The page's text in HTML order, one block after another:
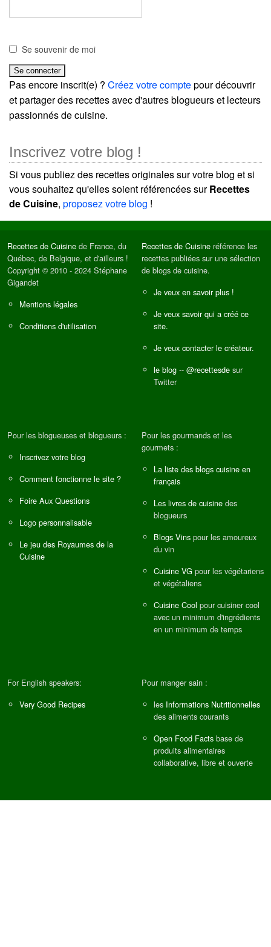
Se souvenir de moi
Pas encore inscrit(e) ? Créez votre comptepour découvrir
et partager des recettes avec d'autres blogueurs et lecteurs
passionnés de cuisine.
Inscrivez votre blog !
Si vous publiez des recettes originales sur votre blog et si
vous souhaitez qu'elles soient référencées surRecettes
de Cuisine, proposez votre blog !
Recettes de Cuisine de France, du
Québec, de Belgique, et d'ailleurs !
Copyright © 2010 - 2024 Stéphane
Gigandet
Mentions légales
Conditions d'utilisation
Recettes de Cuisine référence les
recettes publiées sur une sélection
de blogs de cuisine.
Je veux en savoir plus !
Je veux savoir qui a créé ce
site.
Je veux contacter le créateur.
le blog -- @recettesde sur
Twitter
Pour les blogueuses et blogueurs :
Inscrivez votre blog
Comment fonctionne le site ?
Foire Aux Questions
Logo personnalisable
Le jeu des Royaumes de la
Cuisine
Pour les gourmands et les
gourmets :
La liste des blogs cuisine en
français
Les livres de cuisine des
blogueurs
Blogs Vins pour les amoureux
du vin
Cuisine VG pour les végétariens
et végétaliens
Cuisine Cool pour cuisiner cool
avec un minimum d'ingrédients
en un minimum de temps
For English speakers:
Very Good Recipes
Pour manger sain :
les Informations Nutritionnelles
des aliments courants
Open Food Facts base de
produits alimentaires
collaborative, libre et ouverte